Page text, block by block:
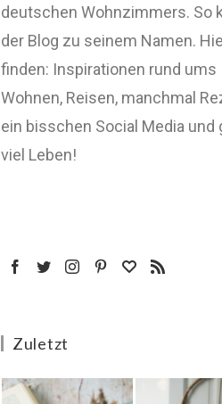
deutschen Wohnzimmers. So
der Blog zu seinem Namen.
finden: Inspirationen rund ums
Wohnen, Reisen, manchmal
ein bisschen Social Media und
viel Leben!
Zuletzt